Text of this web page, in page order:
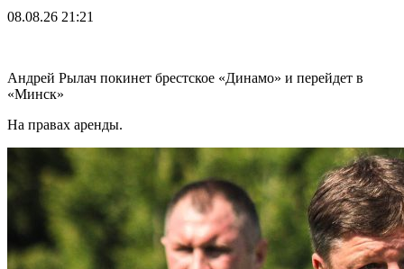
08.08.26 21:21
Андрей Рылач покинет брестское «Динамо» и перейдет в
«Минск»
На правах аренды.